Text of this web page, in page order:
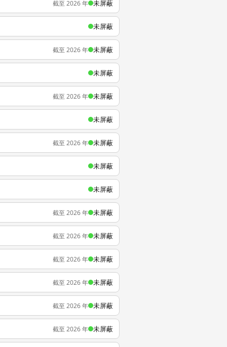
截至 2026 年 未屏蔽
未屏蔽
截至 2026 年 未屏蔽
未屏蔽
截至 2026 年 未屏蔽
未屏蔽
截至 2026 年 未屏蔽
未屏蔽
未屏蔽
截至 2026 年 未屏蔽
截至 2026 年 未屏蔽
截至 2026 年 未屏蔽
截至 2026 年 未屏蔽
截至 2026 年 未屏蔽
截至 2026 年 未屏蔽